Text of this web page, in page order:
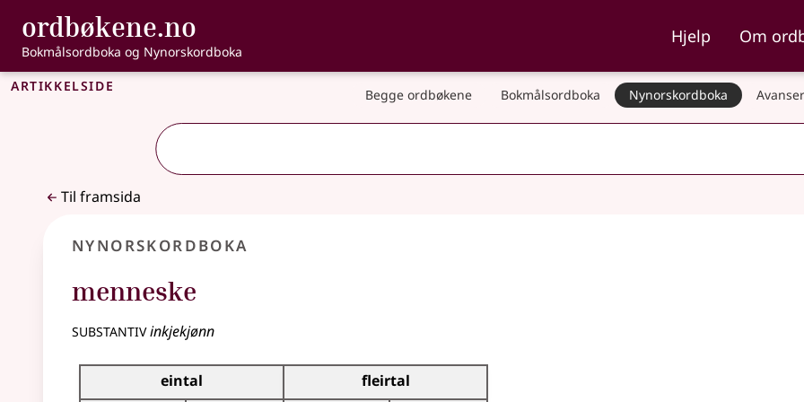
Gå til hovudinnhald
Tilgjenge
ordbøkene.no , Bokmålsordboka og Nynorskordboka
Bokmålsordboka og Nynorskordboka
Hjelp Om
Artikkelside Begge ordbøkene Bokmålsordboka Nynorskordboka
Til framsida
Nynorskordboka
menneske
substantivinkjekjønn
Bøyningstabell for dette substantivet
eintal
fleirtal